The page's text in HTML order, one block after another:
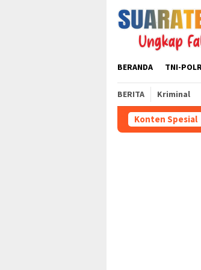
konten
BERANDA TNI-
BERITA Kriminal
Konten Spesial